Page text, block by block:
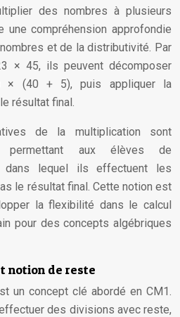
des nombres à plusieurs
compréhension approfondie
et de la distributivité. Par
× 45, ils peuvent décomposer
× (40 + 5), puis appliquer la
résultat final.
de la multiplication sont
permettant aux élèves de
dans lequel ils effectuent les
le résultat final. Cette notion est
la flexibilité dans le calcul
pour des concepts algébriques
notion de reste
un concept clé abordé en CM1.
des divisions avec reste,